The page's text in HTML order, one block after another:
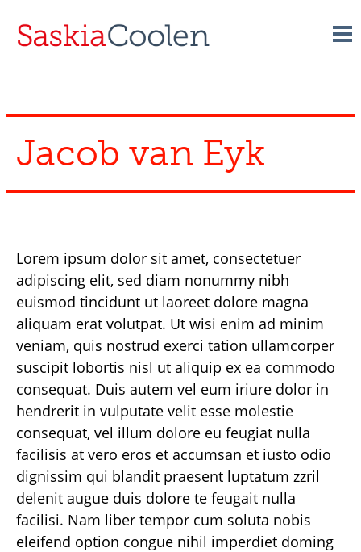
content
Jacob van Eyk
Lorem ipsum dolor sit amet, consectetuer
adipiscing elit, sed diam nonummy nibh
euismod tincidunt ut laoreet dolore magna
aliquam erat volutpat. Ut wisi enim ad minim
veniam, quis nostrud exerci tation ullamcorper
suscipit lobortis nisl ut aliquip ex ea commodo
consequat. Duis autem vel eum iriure dolor in
hendrerit in vulputate velit esse molestie
consequat, vel illum dolore eu feugiat nulla
facilisis at vero eros et accumsan et iusto odio
dignissim qui blandit praesent luptatum zzril
delenit augue duis dolore te feugait nulla
facilisi. Nam liber tempor cum soluta nobis
eleifend option congue nihil imperdiet doming